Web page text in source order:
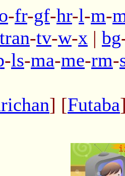
-fr-gf-hr-l-m-
tran-tv-w-x | bg
-ls-ma-me-rm-
] [Futaba